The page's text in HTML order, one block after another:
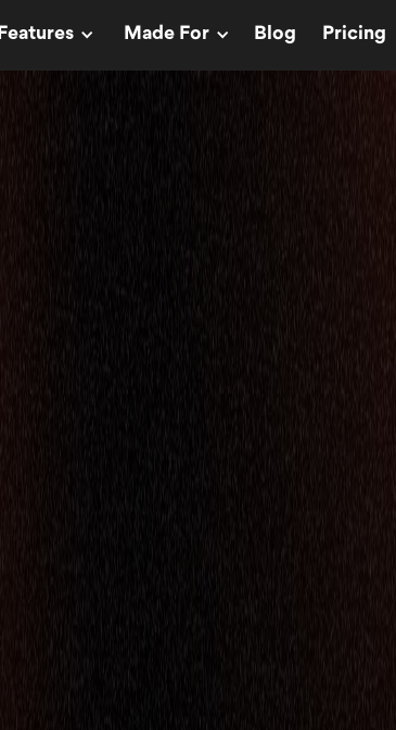
Features Made For Blog Pricing